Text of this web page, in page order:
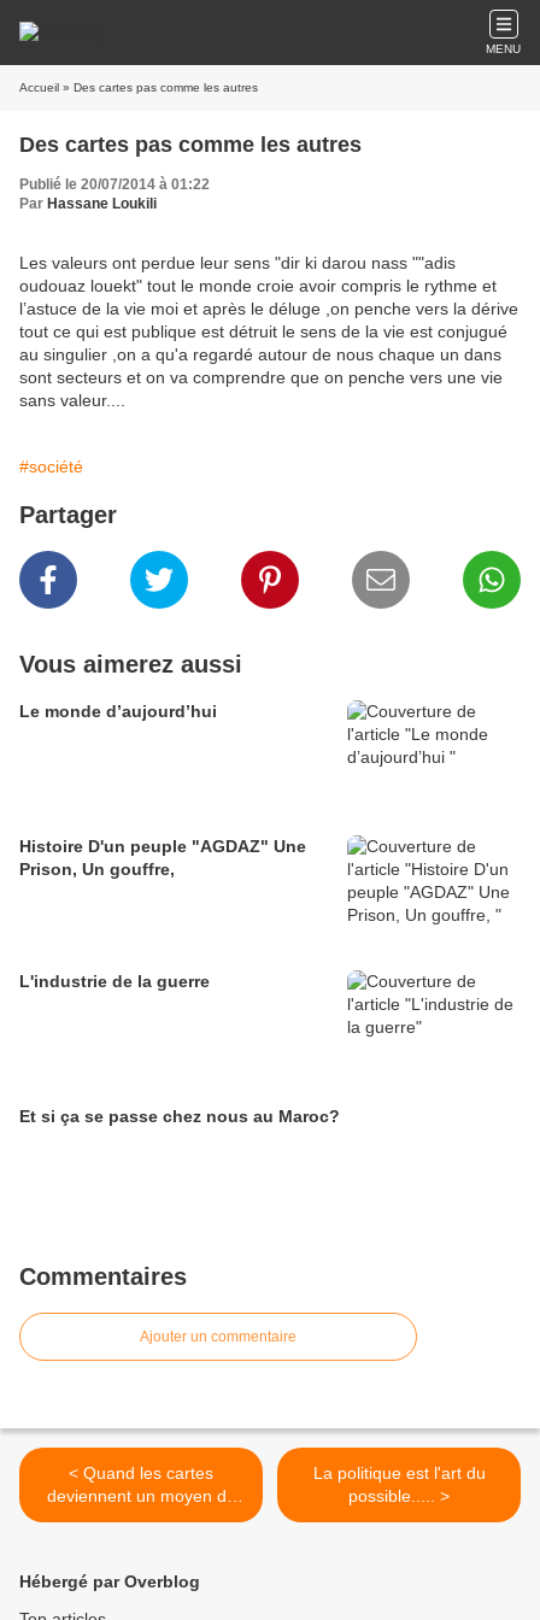
MENU
Accueil » Des cartes pas comme les autres
Des cartes pas comme les autres
Publié le 20/07/2014 à 01:22
Par Hassane Loukili
Les valeurs ont perdue leur sens "dir ki darou nass ""adis
oudouaz louekt" tout le monde croie avoir compris le rythme et
l’astuce de la vie moi et après le déluge ,on penche vers la dérive
tout ce qui est publique est détruit le sens de la vie est conjugué
au singulier ,on a qu'a regardé autour de nous chaque un dans
sont secteurs et on va comprendre que on penche vers une vie
sans valeur....
#société
Partager
Vous aimerez aussi
Le monde d’aujourd’hui
Histoire D'un peuple "AGDAZ" Une
Prison, Un gouffre,
L'industrie de la guerre
Et si ça se passe chez nous au Maroc?
Commentaires
Ajouter un commentaire
< Quand les cartes
deviennent un moyen de
spéculation la ça devient
La politique est l'art du
possible..... >
Hébergé par Overblog